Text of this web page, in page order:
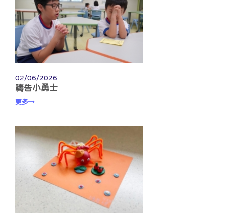
02/06/2026
禱告小勇士
更多